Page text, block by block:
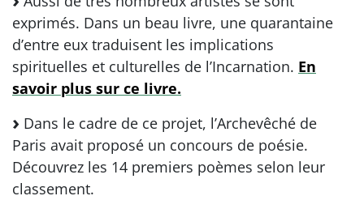
exprimés. Dans un beau livre, une quarantaine
d’entre eux traduisent les implications
spirituelles et culturelles de l’Incarnation. En
savoir plus sur ce livre.
Dans le cadre de ce projet, l’Archevêché de
Paris avait proposé un concours de poésie.
Découvrez les 14 premiers poèmes selon leur
classement.